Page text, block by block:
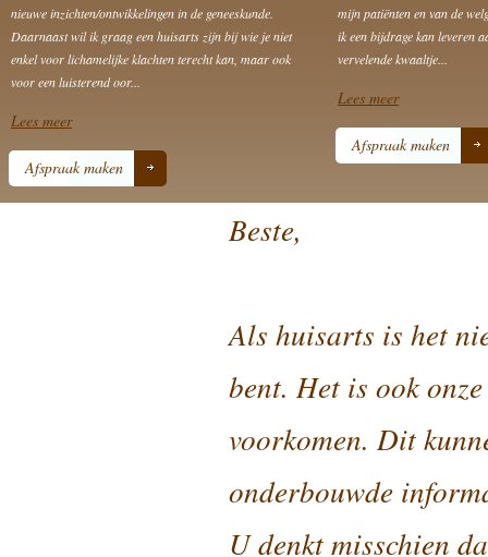
nieuwe inzichten/ontwikkelingen in de geneeskunde.
Daarnaast wil ik graag een huisarts zijn bij wie je niet
enkel voor lichamelijke klachten terecht kan, maar ook
voor een luisterend oor...
Lees meer
Afspraak maken
mijn patiënten en van de
ik een bijdrage kan leveren
vervelende kwaaltje...
Lees meer
Afspraak maken
Beste,
Als huisarts is het
bent. Het is ook
voorkomen. Dit
onderbouwde
U denkt misschien